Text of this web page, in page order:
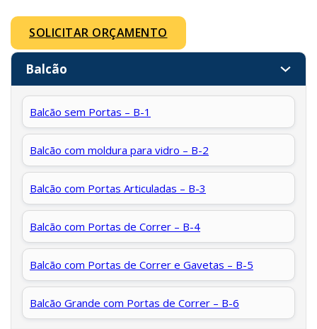
Balcão
Balcão sem Portas – B-1
Balcão com moldura para vidro – B-2
Balcão com Portas Articuladas – B-3
Balcão com Portas de Correr – B-4
Balcão com Portas de Correr e Gavetas – B-5
Balcão Grande com Portas de Correr – B-6
SOLICITAR ORÇAMENTO